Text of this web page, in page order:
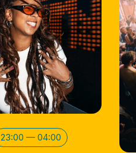
23:00 — 04:00